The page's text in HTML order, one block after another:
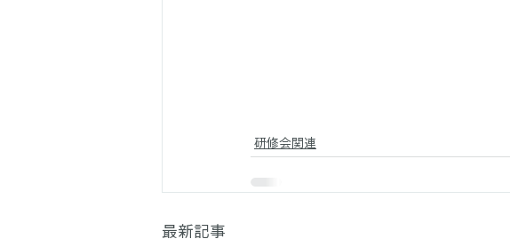
研修会関連
最新記事